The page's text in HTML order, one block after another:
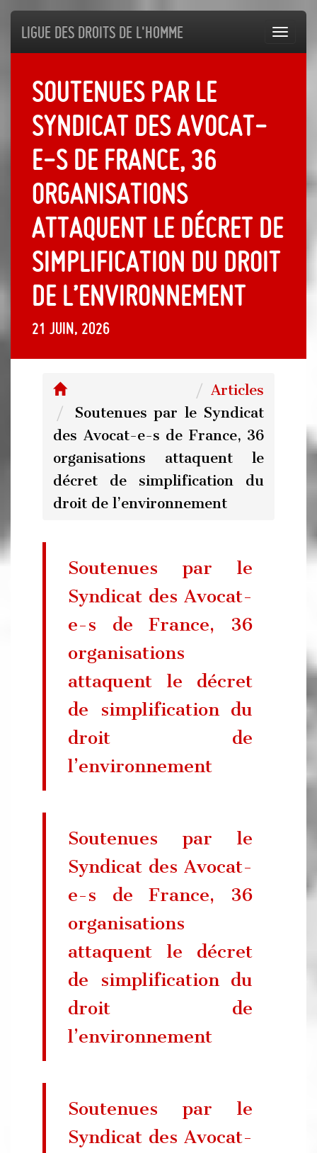
Ligue des droits de l'Homme
Soutenues par le
Syndicat des Avocat-
e-s de France, 36
organisations
attaquent le décret de
simplification du droit
de l’environnement
21 juin, 2026
Articles
Soutenues par le Syndicat
des Avocat-e-s de France, 36
organisations attaquent le
décret de simplification du
droit de l’environnement
Soutenues par le
Syndicat des Avocat-
e-s de France, 36
organisations
attaquent le décret
de simplification du
droit de
l’environnement
Soutenues par le
Syndicat des Avocat-
e-s de France, 36
organisations
attaquent le décret
de simplification du
droit de
l’environnement
Soutenues par le
Syndicat des Avocat-